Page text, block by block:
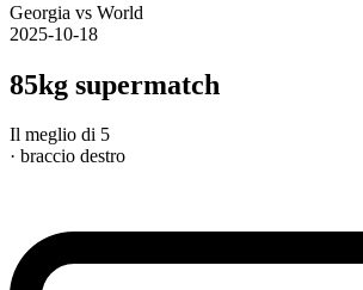
Georgia vs World
2025-10-18
85kg supermatch
Il meglio di 5
· braccio destro